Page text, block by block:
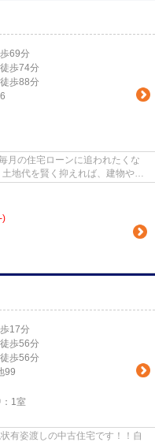
69分
徒歩74分
徒歩88分
月の住宅ローンに追われたくな
地代を賢く抑えれば、建物や家
)
17分
徒歩56分
徒歩56分
99
1室
有姿渡しの中古住宅です！！自